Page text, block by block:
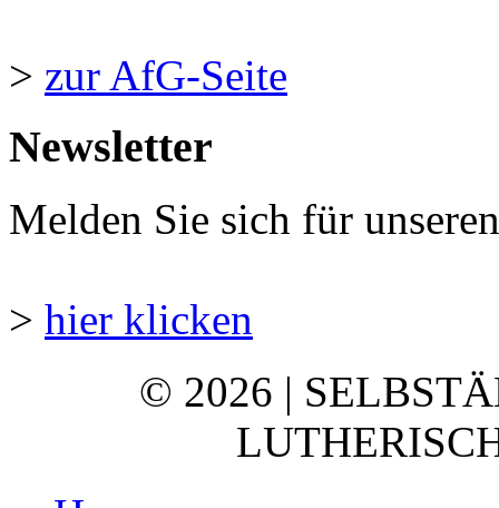
> zur AfG-Seite
Newsletter
Melden Sie sich für
> hier klicken
© 2026 |